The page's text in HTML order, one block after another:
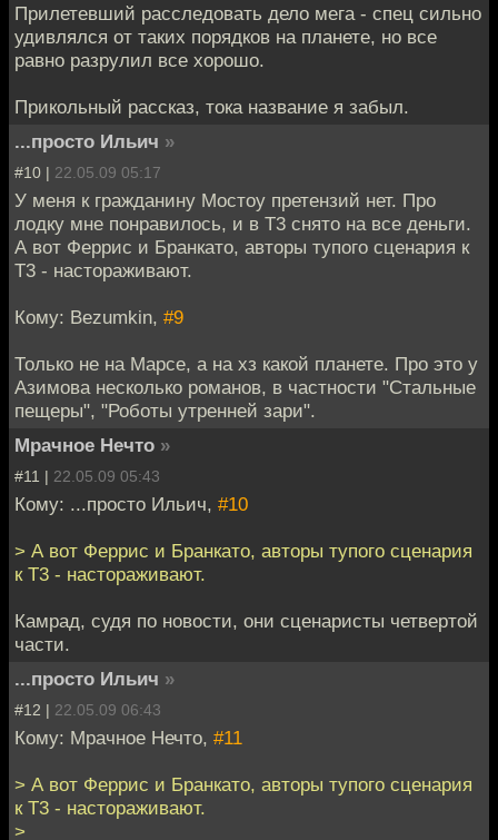
Прилетевший расследовать дело мега - спец сильно
удивлялся от таких порядков на планете, но все
равно разрулил все хорошо.
Прикольный рассказ, тока название я забыл.
...просто Ильич »
#10 | 22.05.09 05:17
У меня к гражданину Мостоу претензий нет. Про
лодку мне понравилось, и в Т3 снято на все деньги.
А вот Феррис и Бранкато, авторы тупого сценария к
T3 - настораживают.
Кому: Bezumkin, #9
Только не на Марсе, а на хз какой планете. Про это у
Азимова несколько романов, в частности "Стальные
пещеры", "Роботы утренней зари".
Мрачное Нечто »
#11 | 22.05.09 05:43
Кому: ...просто Ильич, #10
> А вот Феррис и Бранкато, авторы тупого сценария
к T3 - настораживают.
Камрад, судя по новости, они сценаристы четвертой
части.
...просто Ильич »
#12 | 22.05.09 06:43
Кому: Мрачное Нечто, #11
> А вот Феррис и Бранкато, авторы тупого сценария
к T3 - настораживают.
>